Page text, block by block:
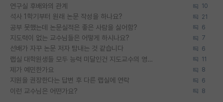
연구실 후배와의 관계 10
석사 1학기부터 원래 논문 작성을 하나요? 21
공부 못했는데 논문실적은 좋은 사람을 싫어함? 6
지도력이 없는 교수님들은 어떻게 하시나요? 7
선배가 자꾸 논문 저자 탐내는 것 같습니다 6
랩실 대학원생들 모두 능력 미달인건 지도교수의 영향 아닌가? 11
제가 예민한가요 8
지원을 권장한다는 답변 후 다른 랩실에 연락 6
이런 교수님은 어떤가요? 8